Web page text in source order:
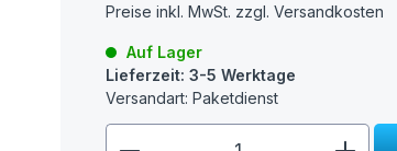
Preise inkl. MwSt. zzgl.Versandkosten
Auf Lager
Lieferzeit: 3-5 Werktage
Versandart: Paketdienst